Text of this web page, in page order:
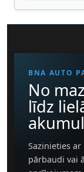
BNA AUTO
No
līdz
Sazinieties
pārbaudi vai